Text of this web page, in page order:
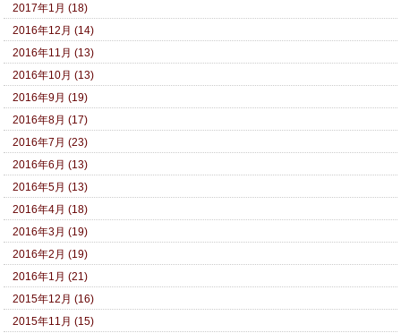
2017年1月 (18)
2016年12月 (14)
2016年11月 (13)
2016年10月 (13)
2016年9月 (19)
2016年8月 (17)
2016年7月 (23)
2016年6月 (13)
2016年5月 (13)
2016年4月 (18)
2016年3月 (19)
2016年2月 (19)
2016年1月 (21)
2015年12月 (16)
2015年11月 (15)